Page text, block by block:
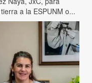
a la ESPUNM o...